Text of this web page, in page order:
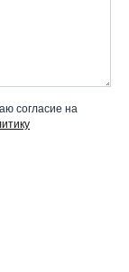
согласие на